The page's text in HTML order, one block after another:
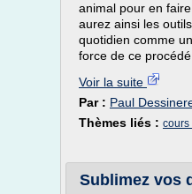
animal pour en
aurez ainsi les
quotidien comme
force de ce
Voir la suite
Par : Paul
Thèmes liés : cours
Sublimez vos